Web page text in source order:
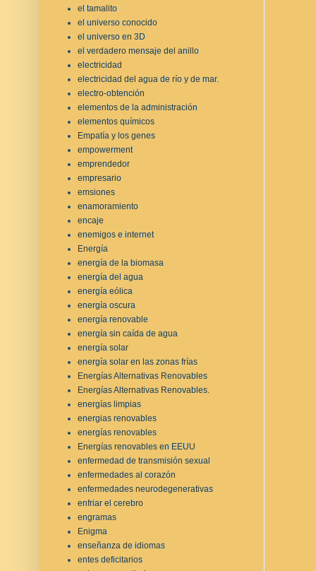
el tamalito
el universo conocido
el universo en 3D
el verdadero mensaje del anillo
electricidad
electricidad del agua de río y de mar.
electro-obtención
elementos de la administración
elementos químicos
Empatía y los genes
empowerment
emprendedor
empresario
emsiones
enamoramiento
encaje
enemigos e internet
Energía
energía de la biomasa
energía del agua
energía eólica
energía oscura
energía renovable
energía sin caída de agua
energía solar
energía solar en las zonas frías
Energías Alternativas Renovables
Energías Alternativas Renovables.
energías limpias
energias renovables
energías renovables
Energías renovables en EEUU
enfermedad de transmisión sexual
enfermedades al corazón
enfermedades neurodegenerativas
enfriar el cerebro
engramas
Enigma
enseñanza de idiomas
entes deficitarios